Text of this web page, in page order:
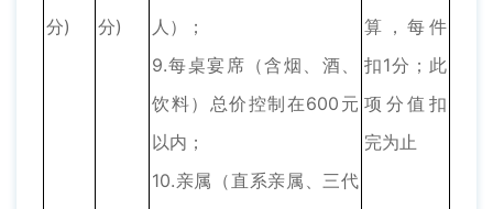
分) 分)
人）；
9.每桌宴席（含烟、酒、
饮料）总价控制在600元
以内；
10.亲属（直系亲属、三代
算，每件
扣1分；此
项分值扣
完为止